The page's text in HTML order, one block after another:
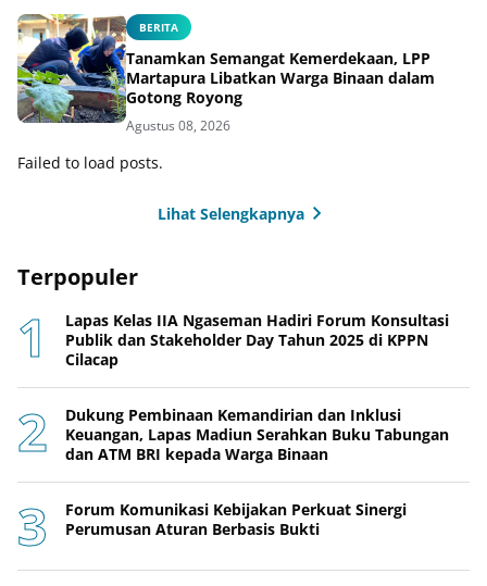
BERITA
Tanamkan Semangat Kemerdekaan, LPP
Martapura Libatkan Warga Binaan dalam
Gotong Royong
Agustus 08, 2026
Failed to load posts.
Lihat Selengkapnya
Terpopuler
Lapas Kelas IIA Ngaseman Hadiri Forum Konsultasi
Publik dan Stakeholder Day Tahun 2025 di KPPN
Cilacap
Dukung Pembinaan Kemandirian dan Inklusi
Keuangan, Lapas Madiun Serahkan Buku Tabungan
dan ATM BRI kepada Warga Binaan
Forum Komunikasi Kebijakan Perkuat Sinergi
Perumusan Aturan Berbasis Bukti